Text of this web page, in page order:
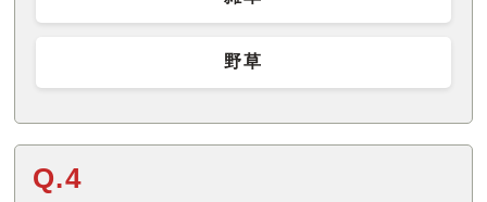
野草
Q.4